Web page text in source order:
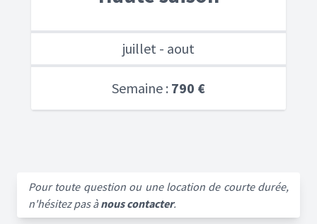
juillet - aout
Semaine : 790 €
Pour toute question ou une location de courte durée,
n'hésitez pas ànous contacter.